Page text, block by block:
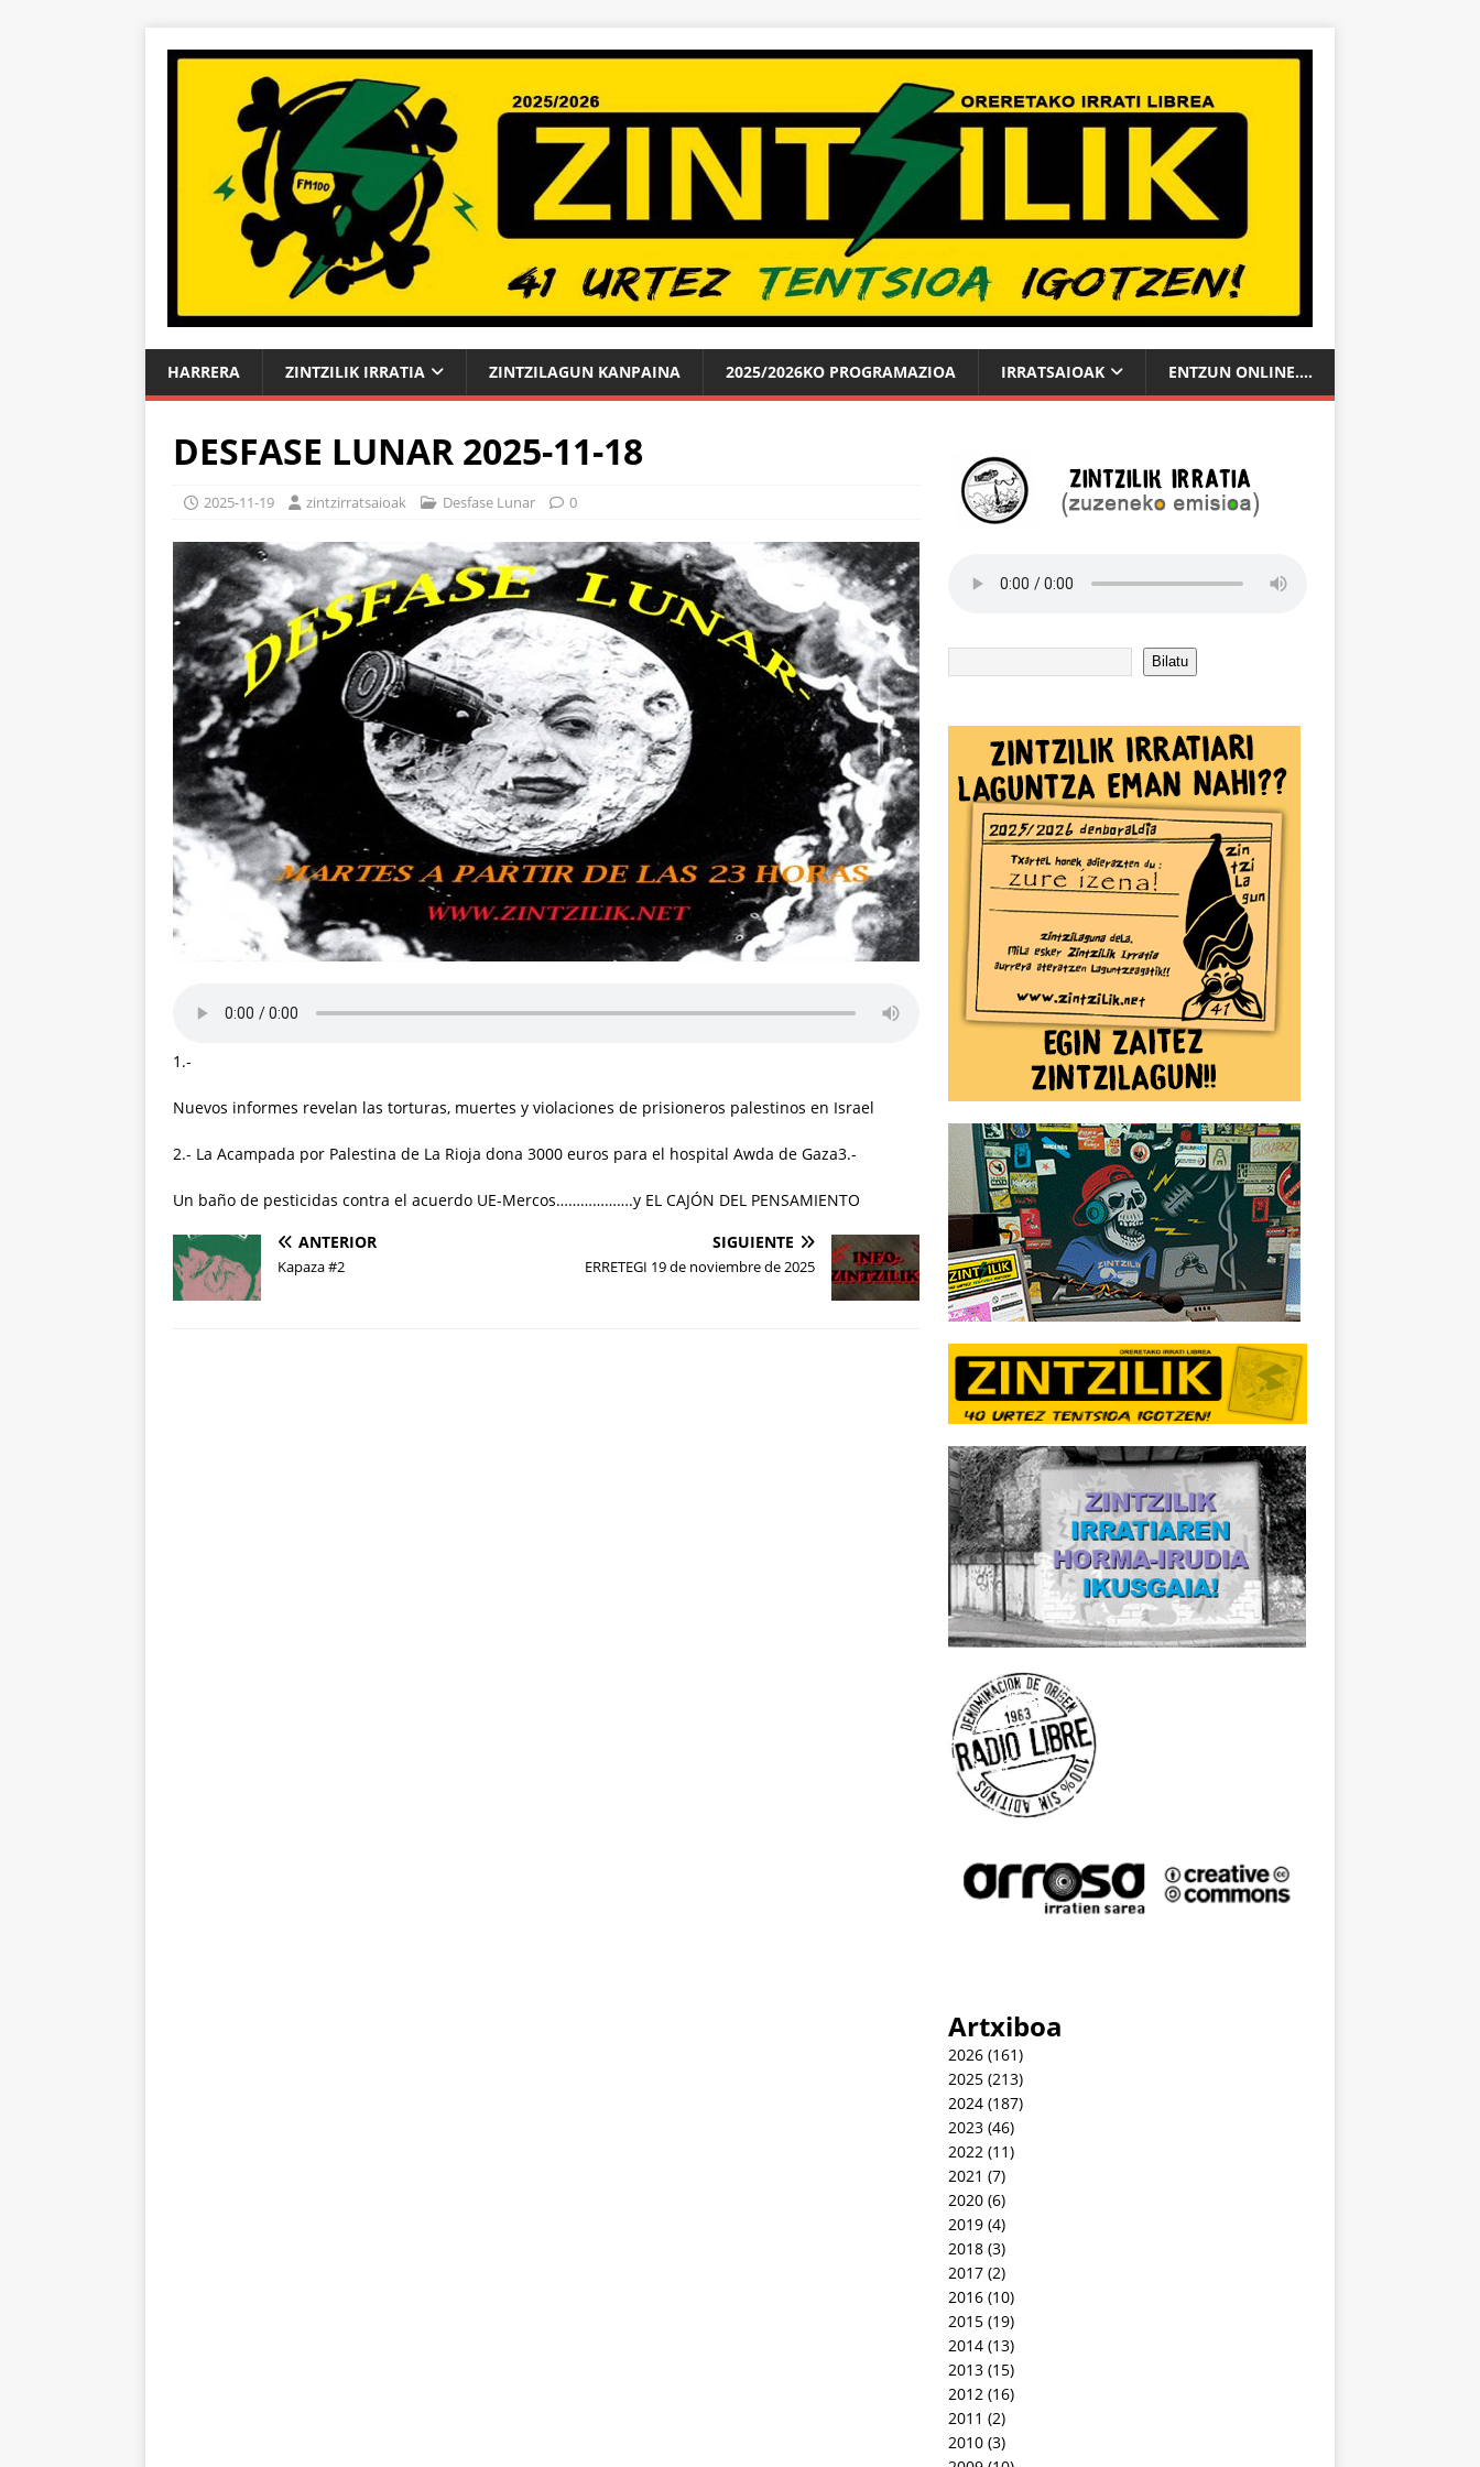
HARRERA ZINTZILIK IRRATIA ZINTZILAGUN KANPAINA 2025/2026KO PROGRAMAZIOA IRRATSAIOAK ENTZUN ONLINE….
DESFASE LUNAR 2025-11-18
2025-11-19 zintzirratsaioak Desfase Lunar 0
1.-
Nuevos informes revelan las torturas, muertes y violaciones de prisioneros palestinos en Israel
2.- La Acampada por Palestina de La Rioja dona 3000 euros para el hospital Awda de Gaza3.-
Un baño de pesticidas contra el acuerdo UE-Mercos……………….y EL CAJÓN DEL PENSAMIENTO
ANTERIOR
Kapaza #2
SIGUIENTE
ERRETEGI 19 de noviembre de 2025
Bilatu
Artxiboa
2026(161)
2025(213)
2024(187)
2023(46)
2022 (11)
2021 (7)
2020(6)
2019(4)
2018(3)
2017(2)
2016(10)
2015(19)
2014(13)
2013(15)
2012 (16)
2011 (2)
2010(3)